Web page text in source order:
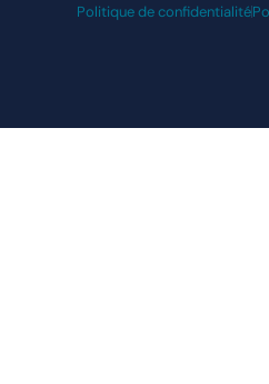
Politique de confidentialité